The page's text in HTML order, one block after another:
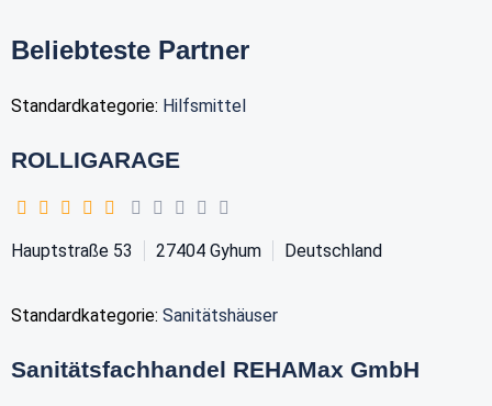
Beliebteste Partner
Standardkategorie: Hilfsmittel
ROLLIGARAGE
Hauptstraße 53 27404 Gyhum Deutschland
Standardkategorie: Sanitätshäuser
Sanitätsfachhandel REHAMax GmbH